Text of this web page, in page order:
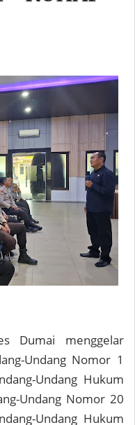
Dumai menggelar
Undang Nomor 1
Undang Hukum
Undang Nomor 20
Undang Hukum